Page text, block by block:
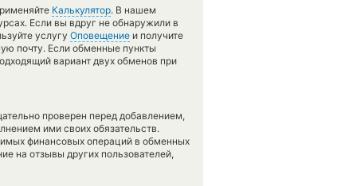
Калькулятор. В нашем
Если вы вдруг не обнаружили в
услугу Оповещение и получите
почту. Если обменные пункты
вариант двух обменов при
проверен перед добавлением,
ими своих обязательств.
финансовых операций в обменных
на отзывы других пользователей,